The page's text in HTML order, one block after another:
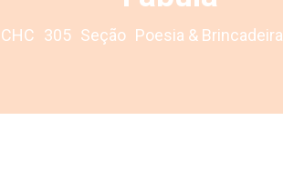
CHC 305 Seção Poesia & Brincadeira